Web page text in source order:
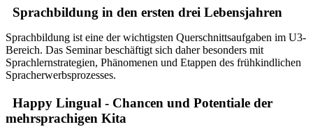
Sprachbildung in den ersten drei Lebensjahren
Sprachbildung ist eine der wichtigsten Querschnittsaufgaben im U3-
Bereich. Das Seminar beschäftigt sich daher besonders mit
Sprachlernstrategien, Phänomenen und Etappen des frühkindlichen
Spracherwerbsprozesses.
Happy Lingual - Chancen und Potentiale der
mehrsprachigen Kita